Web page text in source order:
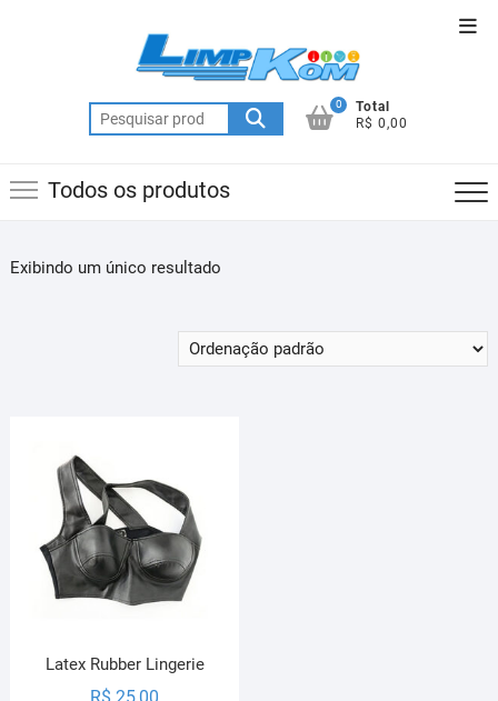
Pesquisar
por:
0
Total
R$ 0,00
Todos os produtos
Exibindo um único resultado
Latex Rubber Lingerie